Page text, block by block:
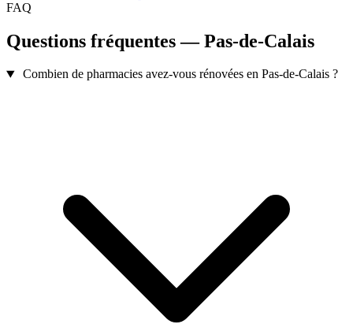
FAQ
Questions fréquentes — Pas-de-Calais
Combien de pharmacies avez-vous rénovées en Pas-de-Calais ?